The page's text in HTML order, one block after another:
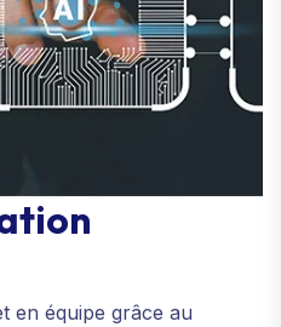
en équipe grâce au